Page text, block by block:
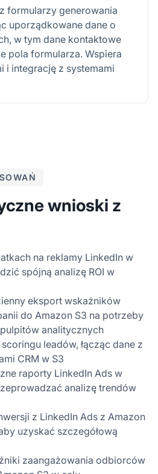
formularzy generowania
uporządkowane dane o
w tym dane kontaktowe
pola formularza. Wspiera
i integrację z systemami
wnioski z
na reklamy LinkedIn w
spójną analizę ROI w
eksport wskaźników
do Amazon S3 na potrzeby
analitycznych
leadów, łącząc dane z
CRM w S3
raporty LinkedIn Ads w
analizę trendów
z LinkedIn Ads z Amazon
uzyskać szczegółową
zaangażowania odbiorców